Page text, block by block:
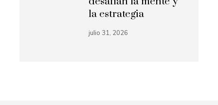
la estrategia
julio 31, 2026